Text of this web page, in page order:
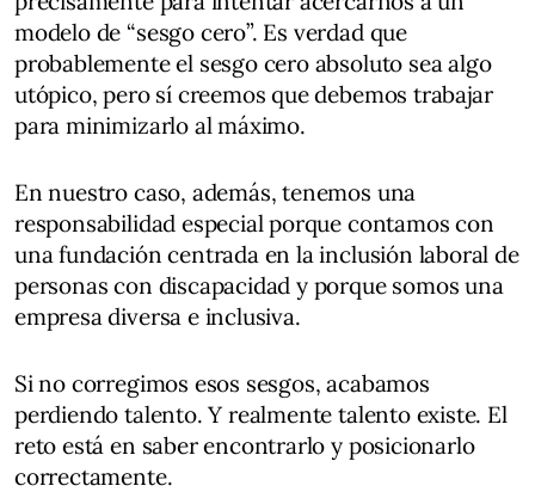
modelo de “sesgo cero”. Es verdad que
probablemente el sesgo cero absoluto sea algo
utópico, pero sí creemos que debemos trabajar
para minimizarlo al máximo.
En nuestro caso, además, tenemos una
responsabilidad especial porque contamos con
una fundación centrada en la inclusión laboral de
personas con discapacidad y porque somos una
empresa diversa e inclusiva.
Si no corregimos esos sesgos, acabamos
perdiendo talento. Y realmente talento existe. El
reto está en saber encontrarlo y posicionarlo
correctamente.